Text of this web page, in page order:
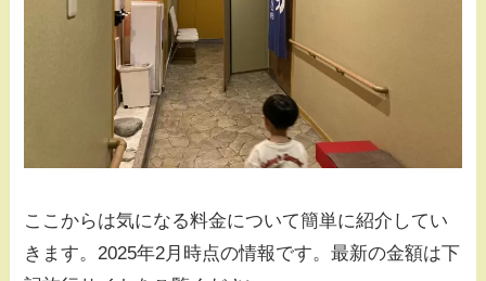
ここからは気になる料金について簡単に紹介してい
きます。2025年2月時点の情報です。最新の金額は下